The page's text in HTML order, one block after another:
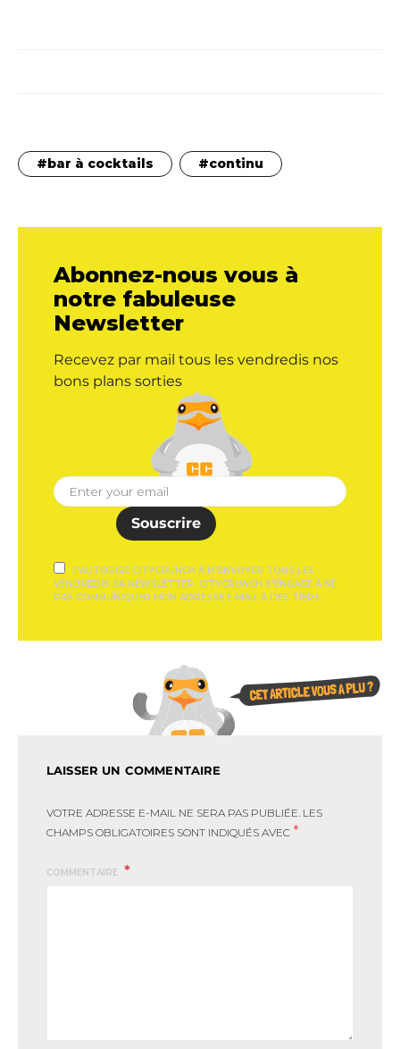
bar à cocktails continu
Abonnez-nous vous à
notre fabuleuse
Newsletter
Recevez par mail tous les vendredis nos
bons plans sorties
Souscrire
J'AUTORISE CITYCRUNCH À M'ENVOYER TOUS LES
VENDREDIS SA NEWSLETTER. CITYCRUNCH S'ENGAGE À NE
PAS COMMUNIQUER MON ADRESSE E-MAIL À DES TIERS.
LAISSER UN COMMENTAIRE
VOTRE ADRESSE E-MAIL NE SERA PAS PUBLIÉE. LES
CHAMPS OBLIGATOIRES SONT INDIQUÉS AVEC *
COMMENTAIRE